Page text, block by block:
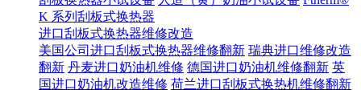
K 系列刮板式换热器
进口刮板式换热器维修改造
美国公司进口刮板式换热器维修翻新 瑞典进口维修改造
翻新 丹麦进口奶油机维修 德国进口奶油机维修翻新 英
国进口奶油机改造维修 荷兰进口刮板式换热机维修翻新